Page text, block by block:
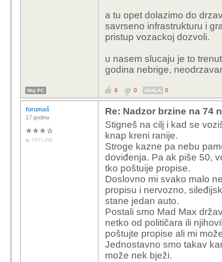
a tu opet dolazimo do
savrseno infrastrukturu i
pristup vozackoj dozvoli.
u nasem slucaju je to
godina nebrige,
Moj PC 6 0 HVALA 0
forumaš
17 godina
OFFLINE
Re: Nadzor brzine na 74
Stigneš na cilj i kad se
knap kreni ranije.
Stroge kazne pa nebu
doviđenja. Pa ak piše 50,
tko poštuije propise.
Doslovno mi svako malo
propisu i nervozno,
stane jedan auto.
Postali smo Mad Max
netko od političara ili
poštujte propise ali mi
Jednostavno smo takav
može nek bježi.